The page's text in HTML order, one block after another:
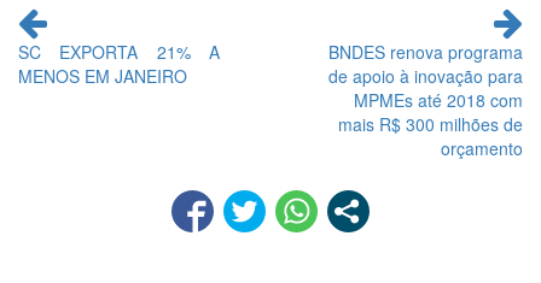
Continue
lendo
SC EXPORTA 21% A
MENOS EM JANEIRO
BNDES renova programa
de apoio à inovação para
MPMEs até 2018 com
mais R$ 300 milhões de
orçamento